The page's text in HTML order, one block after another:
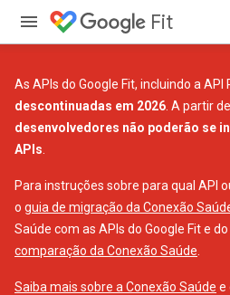
Fit
As APIs do Google Fit, incluindo a API
descontinuadas em 2026 . A partir
desenvolvedores não poderão se
APIs
Para instruções sobre para qual API
o guia de migração da Conexão
Saúde com as APIs do Google Fit e
comparação da Conexão Saúde
Saiba mais sobre a Conexão Saúde e